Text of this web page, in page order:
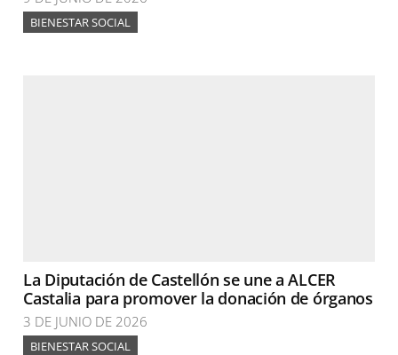
BIENESTAR SOCIAL
La Diputación de Castellón se une a ALCER
Castalia para promover la donación de órganos
3 DE JUNIO DE 2026
BIENESTAR SOCIAL